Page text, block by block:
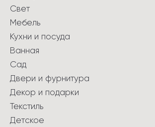
Свет
Мебель
Кухни и посуда
Ванная
Сад
Двери и фурнитура
Декор и подарки
Текстиль
Детское